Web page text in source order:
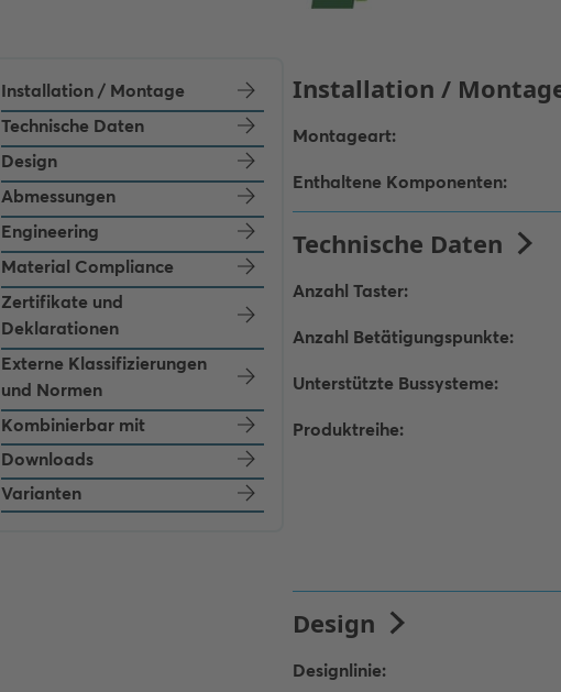
Installation / Montage
Technische Daten
Design
Abmessungen
Engineering
Material Compliance
Zertifikate und
Deklarationen
Externe Klassifizierungen
und Normen
Kombinierbar mit
Downloads
Varianten